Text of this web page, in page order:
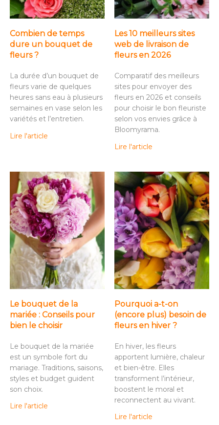
Combien de temps
dure un bouquet de
fleurs ?
La durée d’un bouquet de
fleurs varie de quelques
heures sans eau à plusieurs
semaines en vase selon les
variétés et l’entretien.
Lire l'article
Les 10 meilleurs sites
web de livraison de
fleurs en 2026
Comparatif des meilleurs
sites pour envoyer des
fleurs en 2026 et conseils
pour choisir le bon fleuriste
selon vos envies grâce à
Bloomyrama.
Lire l'article
Le bouquet de la
mariée : Conseils pour
bien le choisir
Le bouquet de la mariée
est un symbole fort du
mariage. Traditions, saisons,
styles et budget guident
son choix.
Lire l'article
Pourquoi a-t-on
(encore plus) besoin de
fleurs en hiver ?
En hiver, les fleurs
apportent lumière, chaleur
et bien-être. Elles
transforment l’intérieur,
boostent le moral et
reconnectent au vivant.
Lire l'article